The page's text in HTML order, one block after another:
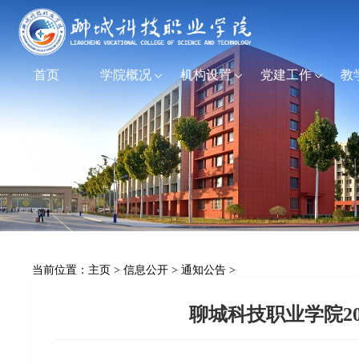
首页 学院概况 机构设置 党建工作 教
当前位置： 主页 > 信息公开 > 通知公告 >
聊城科技职业学院